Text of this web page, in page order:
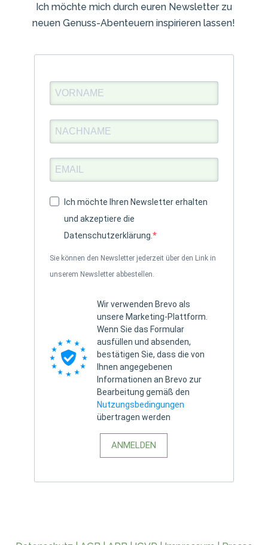
Ich möchte mich durch euren Newsletter zu
neuen Genuss-Abenteuern inspirieren lassen!
Ich möchte Ihren Newsletter erhalten
und akzeptiere die
Datenschutzerklärung.
Sie können den Newsletter jederzeit über den Link in
unserem Newsletter abbestellen.
Wir verwenden Brevo als
unsere Marketing-Plattform.
Wenn Sie das Formular
ausfüllen und absenden,
bestätigen Sie, dass die von
Ihnen angegebenen
Informationen an Brevo zur
Bearbeitung gemäß den
Nutzungsbedingungen
übertragen werden
ANMELDEN